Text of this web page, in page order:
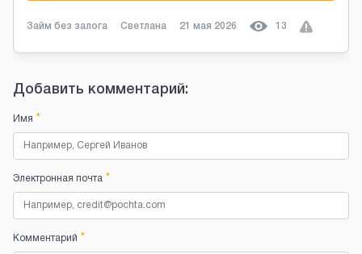
Займ без залога Светлана 21 мая 2026 13
Добавить комментарий:
Имя *
Электронная почта *
Комментарий *